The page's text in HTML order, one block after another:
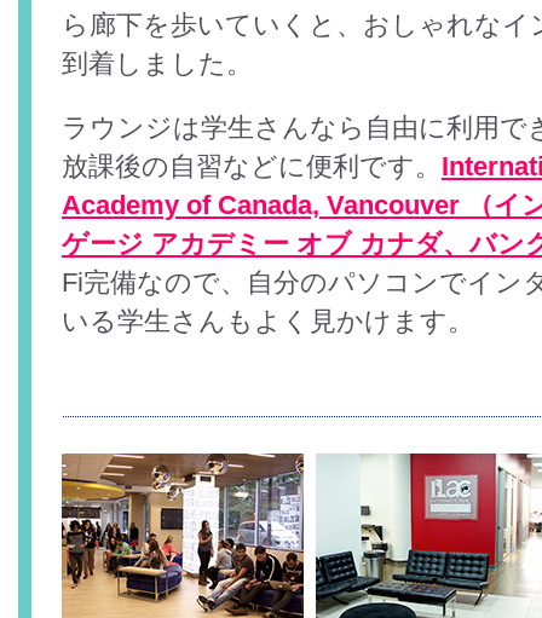
ら廊下を歩いていくと、おしゃれな
到着しました。
ラウンジは学生さんなら自由に利用
放課後の自習などに便利です。
Academy of Canada, Vancouver （イ
ゲージ アカデミー オブ カナダ、バン
Fi完備なので、自分のパソコンでイン
いる学生さんもよく見かけます。